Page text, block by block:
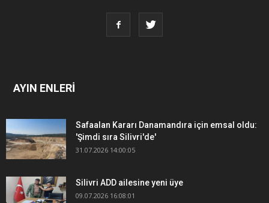
AYIN ENLERİ
Safaalan Kararı Danamandıra için emsal oldu:
'Şimdi sıra Silivri'de'
31.07.2026 14:00:05
Silivri ADD ailesine yeni üye
09.07.2026 16:08:01